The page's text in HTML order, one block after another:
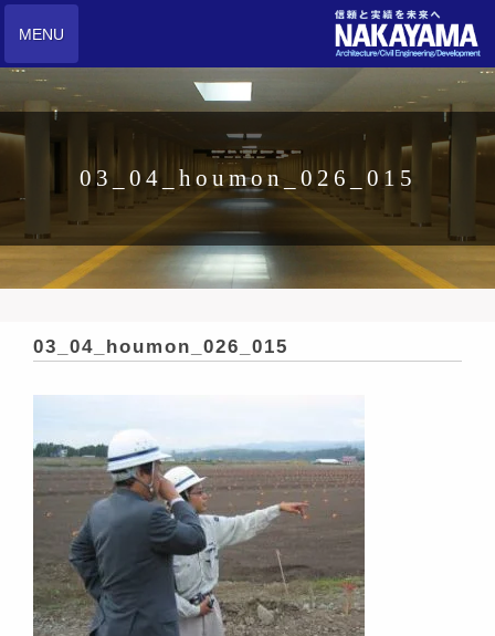
MENU
03_04_houmon_026_015
03_04_houmon_026_015